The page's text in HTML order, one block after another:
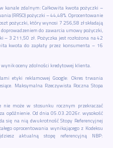
kanale zdalnym: Całkowita kwota pożyczki –
(RRSO) pożyczki – 44,48%. Oprocentowanie
pożyczki, który wynosi 7 256,58 zł składają
do zawarcia umowy pożyczki,
– 3 211,50 zł. Pożyczka jest rozłożona na 42
kwota do zapłaty przez konsumenta – 16
oceny zdolności kredytowej klienta.
etyki reklamowej Google: Okres trwania
Maksymalna Rzeczywista Roczna Stopa
nie może w stosunku rocznym przekraczać
opóźnienie. Od dnia 05.03.2026r. wysokość
się na nią dwukrotność Stopy Referencyjnej
oprocentowania wynikającego z Kodeksu
aktualną stopę referencyjną NBP: